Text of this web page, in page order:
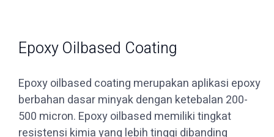
Epoxy Oilbased Coating
Epoxy oilbased coating merupakan aplikasi epoxy
berbahan dasar minyak dengan ketebalan 200-
500 micron. Epoxy oilbased memiliki tingkat
resistensi kimia yang lebih tinggi dibanding